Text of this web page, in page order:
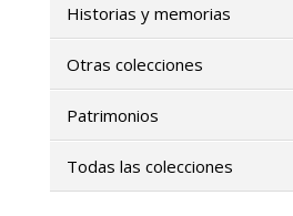
Historias y memorias
Otras colecciones
Patrimonios
Todas las colecciones